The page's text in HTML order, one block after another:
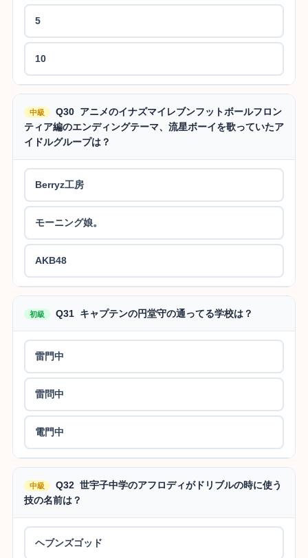
5
10
中級
Q30 アニメのイナズマイレブンフットボールフロン
ティア編のエンディングテーマ、流星ボーイを歌っていたア
イドルグループは？
Berryz工房
モーニング娘。
AKB48
初級 Q31 キャプテンの円堂守の通ってる学校は？
雷門中
雷問中
電門中
中級
Q32 世宇子中学のアフロディがドリブルの時に使う
技の名前は？
ヘブンズゴッド